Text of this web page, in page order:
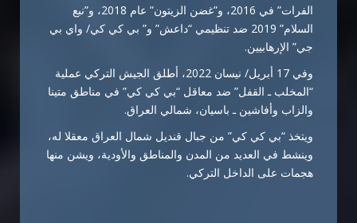
الفرات” في 2016، و”غضن الزيتون” عام 2018، و”نبع
السلام” 2019 ضد تنظيمي “داعش” و” بي كي كي/ واي بي
جي” الإرهابيين.
وفي 17 أبريل/ نيسان 2022، أطلق الجيش التركي عملية
“المخلب ـ القفل​​​​​​” ضد معاقل “بي كي كي” في مناطق متينا
والزاب وأفاشين ـ باسيان، شمالي العراق.
ويتخذ “بي كي كي” من جبال قنديل شمال العراق معقلا له،
وينشط في العديد من المدن والمناطق والأودية، ويشن منها
هجمات على الداخل التركي.